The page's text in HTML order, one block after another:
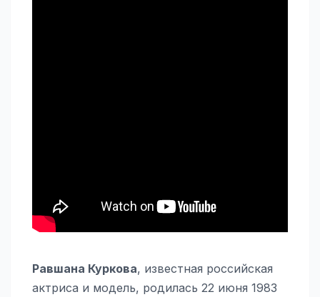
Равшана Куркова, известная российская
актриса и модель, родилась 22 июня 1983